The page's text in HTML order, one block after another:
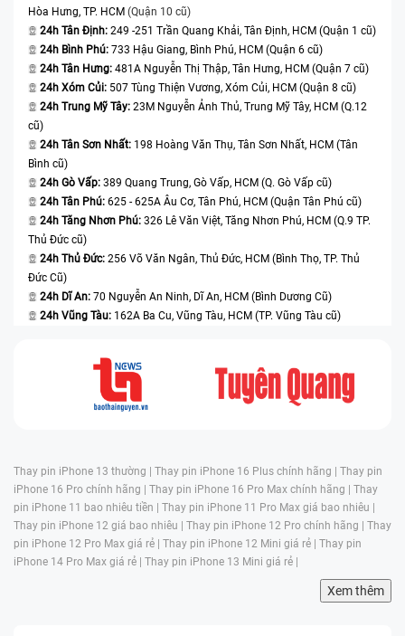
Hòa Hưng, TP. HCM (Quận 10 cũ)
24h Tân Định: 249 -251 Trần Quang Khải, Tân Định, HCM (Quận 1 cũ)
24h Bình Phú: 733 Hậu Giang, Bình Phú, HCM (Quận 6 cũ)
24h Tân Hưng: 481A Nguyễn Thị Thập, Tân Hưng, HCM (Quận 7 cũ)
24h Xóm Củi: 507 Tùng Thiện Vương, Xóm Củi, HCM (Quận 8 cũ)
24h Trung Mỹ Tây: 23M Nguyễn Ảnh Thủ, Trung Mỹ Tây, HCM (Q.12
cũ)
24h Tân Sơn Nhất: 198 Hoàng Văn Thụ, Tân Sơn Nhất, HCM (Tân
Bình cũ)
24h Gò Vấp: 389 Quang Trung, Gò Vấp, HCM (Q. Gò Vấp cũ)
24h Tân Phú: 625 - 625A Âu Cơ, Tân Phú, HCM (Quận Tân Phú cũ)
24h Tăng Nhơn Phú: 326 Lê Văn Việt, Tăng Nhơn Phú, HCM (Q.9 TP.
Thủ Đức cũ)
24h Thủ Đức: 256 Võ Văn Ngân, Thủ Đức, HCM (Bình Thọ, TP. Thủ
Đức Cũ)
24h Dĩ An: 70 Nguyễn An Ninh, Dĩ An, HCM (Bình Dương Cũ)
24h Vũng Tàu: 162A Ba Cu, Vũng Tàu, HCM (TP. Vũng Tàu cũ)
Thay pin iPhone 13 thường | Thay pin iPhone 16 Plus chính hãng | Thay pin
iPhone 16 Pro chính hãng | Thay pin iPhone 16 Pro Max chính hãng | Thay
pin iPhone 11 bao nhiêu tiền | Thay pin iPhone 11 Pro Max giá bao nhiêu |
Thay pin iPhone 12 giá bao nhiêu | Thay pin iPhone 12 Pro chính hãng | Thay
pin iPhone 12 Pro Max giá rẻ | Thay pin iPhone 12 Mini giá rẻ | Thay pin
iPhone 14 Pro Max giá rẻ | Thay pin iPhone 13 Mini giá rẻ |
Xem thêm